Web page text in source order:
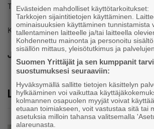
Teksti: Riikka Koskenranta
Kuvat: Fredman Group Oy
Jaa
Lue lisää
Evästeiden mahdolliset käyttötarkoitukset:
Tarkkojen sijaintitietojen käyttäminen.
ominaisuuksien käyttäminen tunnistamista
tallentaminen laitteelle ja/tai laitteella
Kohdennettu mainonta ja personoitu
sisällön mittaus, yleisötutkimus ja
Suomen Yrittäjät ja sen kumppanit
suostumuksesi seuraaviin:
Hyväksymällä sallitte tietojen käsittelyn
hylkääminen voi vaikuttaa
kolmannen osapuolen myyjät voivat
etuaan toimiakseen, voit vastustaa sitä tai
asetuksia milloin tahansa valitsemalla
alareunasta.